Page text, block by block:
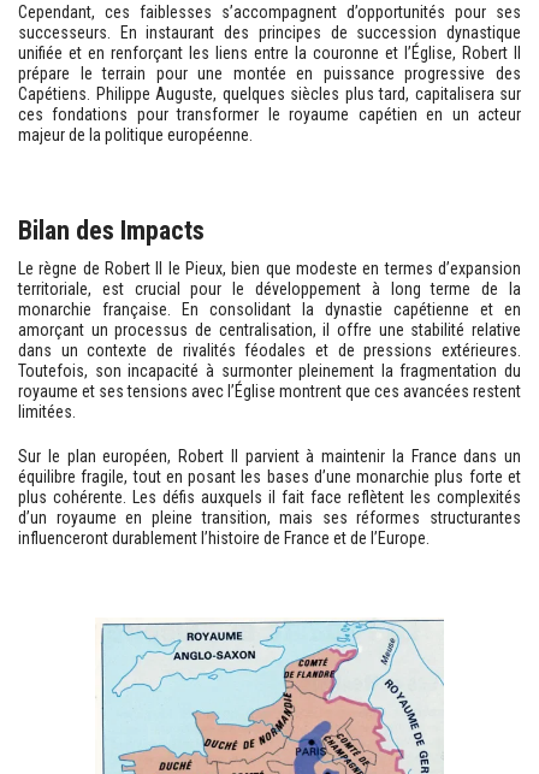
Cependant, ces faiblesses s’accompagnent d’opportunités pour ses
successeurs. En instaurant des principes de succession dynastique
unifiée et en renforçant les liens entre la couronne et l’Église, Robert II
prépare le terrain pour une montée en puissance progressive des
Capétiens. Philippe Auguste, quelques siècles plus tard, capitalisera sur
ces fondations pour transformer le royaume capétien en un acteur
majeur de la politique européenne.
Bilan des Impacts
Le règne de Robert II le Pieux, bien que modeste en termes d’expansion
territoriale, est crucial pour le développement à long terme de la
monarchie française. En consolidant la dynastie capétienne et en
amorçant un processus de centralisation, il offre une stabilité relative
dans un contexte de rivalités féodales et de pressions extérieures.
Toutefois, son incapacité à surmonter pleinement la fragmentation du
royaume et ses tensions avec l’Église montrent que ces avancées restent
limitées.
Sur le plan européen, Robert II parvient à maintenir la France dans un
équilibre fragile, tout en posant les bases d’une monarchie plus forte et
plus cohérente. Les défis auxquels il fait face reflètent les complexités
d’un royaume en pleine transition, mais ses réformes structurantes
influenceront durablement l’histoire de France et de l’Europe.